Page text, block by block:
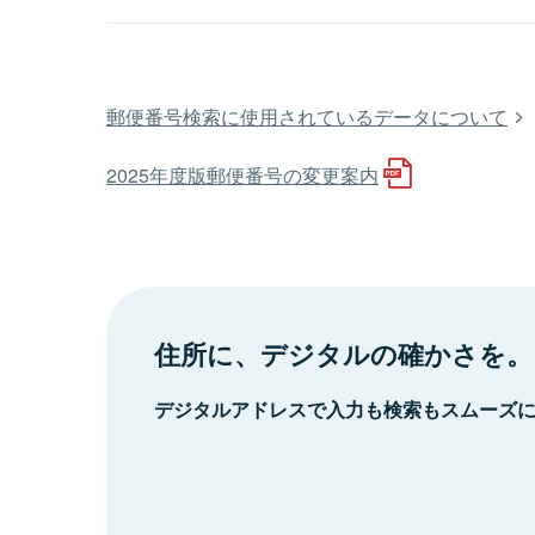
郵便番号検索に使用されているデータについて
2025年度版郵便番号の変更案内
住所に、デジタルの確かさを。
デジタルアドレスで入力も検索もスムーズ